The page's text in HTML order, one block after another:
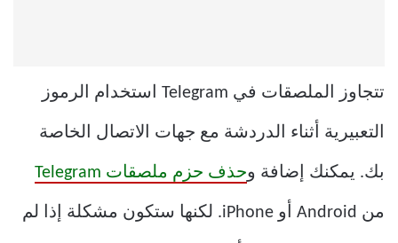
تتجاوز الملصقات في Telegram استخدام الرموز
التعبيرية أثناء الدردشة مع جهات الاتصال الخاصة
بك. يمكنك إضافة وحذف حزم ملصقات Telegram
من Android أو iPhone. لكنها ستكون مشكلة إذا لم